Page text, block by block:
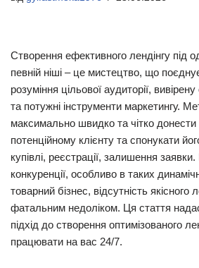
Створення ефективного лендінгу під
певній ніші – це мистецтво, що
розуміння цільової аудиторії,
та потужні інструменти маркетингу.
максимально швидко та чітко донести
потенційному клієнту та спонукати
купівлі, реєстрації, залишення
конкуренції, особливо в таких
товарний бізнес, відсутність якісного
фатальним недоліком. Ця стаття
підхід до створення оптимізованого
працювати на вас 24/7.